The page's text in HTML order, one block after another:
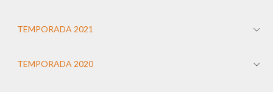
TEMPORADA 2021
TEMPORADA 2020